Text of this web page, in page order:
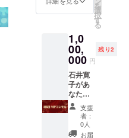
可） 1
回の所
間：1時
間程度
（内容
によっ
て前後
しま
す） 開
催時期
または
日程の
調整方
円の
30％OF
164,160
円お
得！ 原
材料及
び添加
物等の
食品表
示はお
届け商
品のラ
ベルに
を
選
択
す
る
1,0
00,
000 円
残り2
石井寛
子があ
なたを
VIPコン
サル！
１年間
無制限
支援
者：
0人
お届